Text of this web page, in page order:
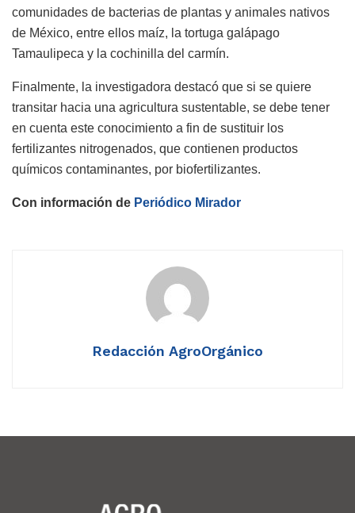
comunidades de bacterias de plantas y animales nativos
de México, entre ellos maíz, la tortuga galápago
Tamaulipeca y la cochinilla del carmín.
Finalmente, la investigadora destacó que si se quiere
transitar hacia una agricultura sustentable, se debe tener
en cuenta este conocimiento a fin de sustituir los
fertilizantes nitrogenados, que contienen productos
químicos contaminantes, por biofertilizantes.
Con información de Periódico Mirador
Redacción AgroOrgánico